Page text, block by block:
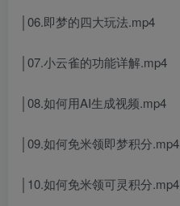
│06.即梦的四大玩法.mp4
│07.小云雀的功能详解.mp4
│08.如何用AI生成视频.mp4
│09.如何免米领即梦积分.mp4
│10.如何免米领可灵积分.mp4